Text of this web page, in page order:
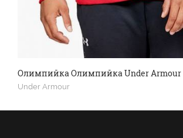
Олимпийка Олимпийка Under Armour
Under Armour